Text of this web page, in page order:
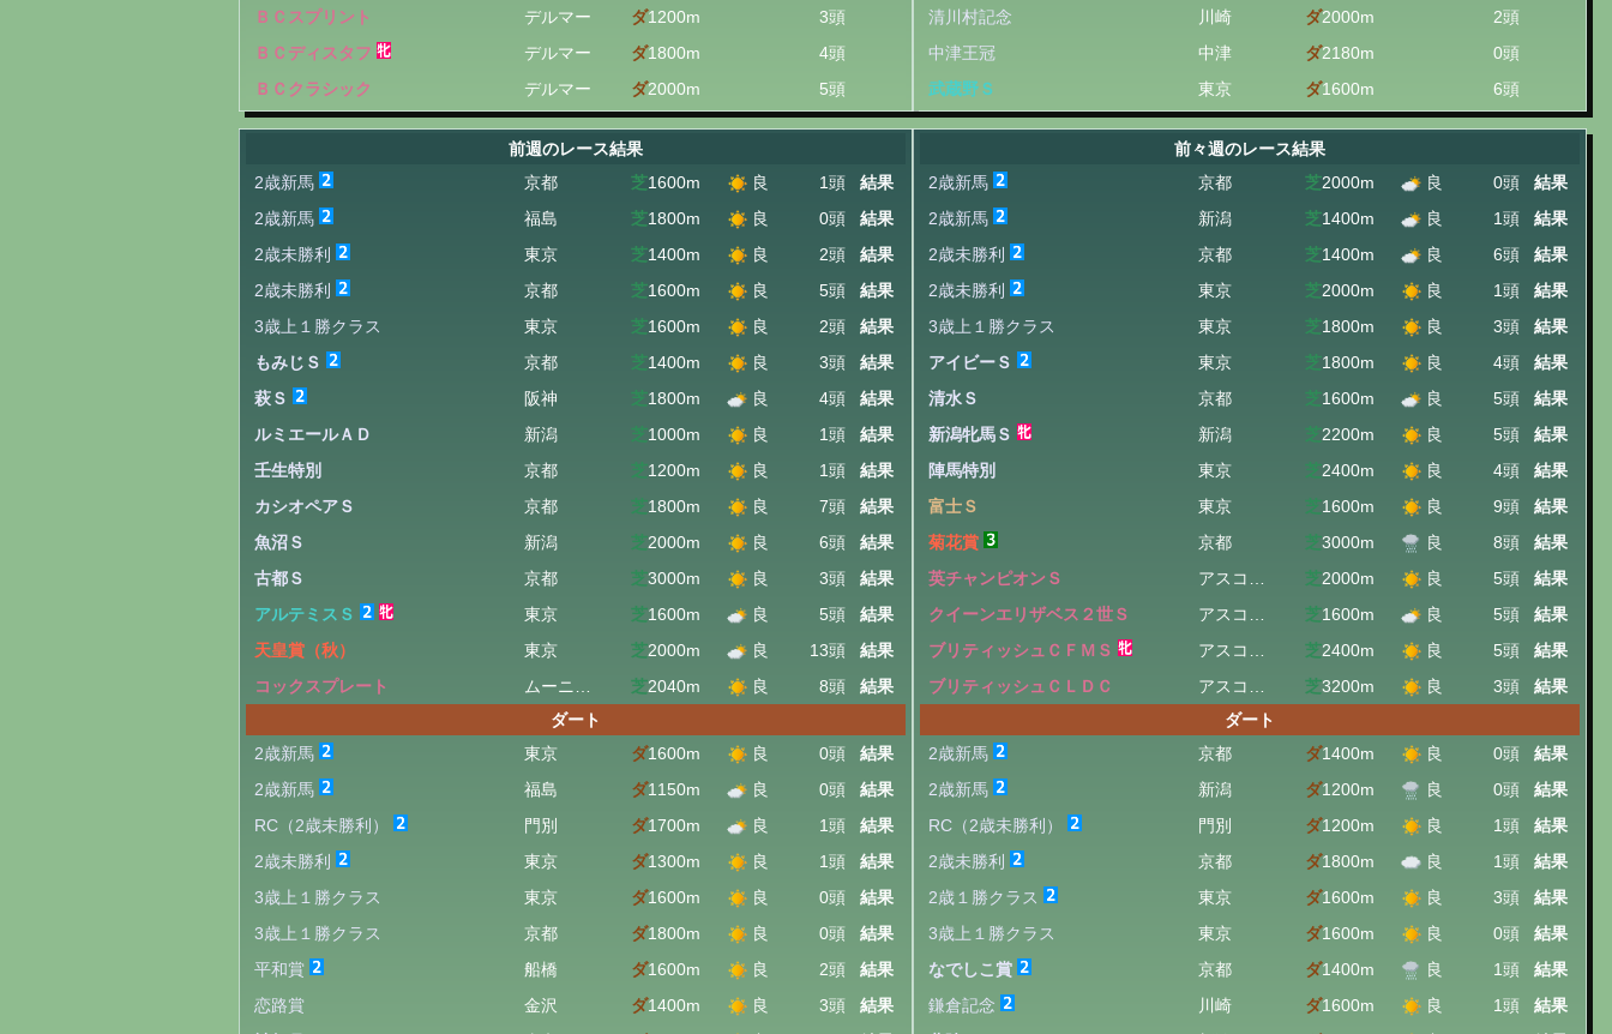
ＢＣスプリント
デルマー ダ1200m
3頭
ＢＣディスタフ
デルマー ダ1800m
4頭
ＢＣクラシック
デルマー ダ2000m 5頭
清川村記念
川崎 ダ2000m
2頭
中津王冠
中津 ダ2180m
0頭
武蔵野Ｓ
東京 ダ1600m 6頭
前週のレース結果
2歳新馬
京都 芝1600m 良 1頭
結果
2歳新馬
福島 芝1800m 良 0頭
結果
2歳未勝利
東京 芝1400m 良 2頭
結果
2歳未勝利
京都 芝1600m 良 5頭
結果
3歳上１勝クラス
東京 芝1600m 良 2頭
結果
もみじＳ
京都 芝1400m 良 3頭
結果
萩Ｓ
阪神 芝1800m 良 4頭
結果
ルミエールＡＤ
新潟 芝1000m 良 1頭
結果
壬生特別
京都 芝1200m 良 1頭
結果
カシオペアＳ
京都 芝1800m 良 7頭
結果
魚沼Ｓ
新潟 芝2000m 良 6頭
結果
古都Ｓ
京都 芝3000m 良 3頭
結果
アルテミスＳ
東京 芝1600m 良 5頭
結果
天皇賞（秋）
東京 芝2000m 良 13頭
結果
コックスプレート
芝2040m 良 8頭
結果
ダート
2歳新馬
東京 ダ1600m 良 0頭
結果
2歳新馬
福島 ダ1150m 良 0頭
結果
RC（2歳未勝利）
門別 ダ1700m 良 1頭
結果
2歳未勝利
東京 ダ1300m 良 1頭
結果
3歳上１勝クラス
東京 ダ1600m 良 0頭
結果
3歳上１勝クラス
京都 ダ1800m 良 0頭
結果
平和賞
船橋 ダ1600m 良 2頭
結果
恋路賞
金沢 ダ1400m 良 3頭
結果
前々週のレース結果
2歳新馬
京都 芝2000m 良 0頭
結果
2歳新馬
新潟 芝1400m 良 1頭
結果
2歳未勝利
京都 芝1400m 良 6頭
結果
2歳未勝利
東京 芝2000m 良 1頭
結果
3歳上１勝クラス
東京 芝1800m 良 3頭
結果
アイビーＳ
東京 芝1800m 良 4頭
結果
清水Ｓ
京都 芝1600m 良 5頭
結果
新潟牝馬Ｓ
新潟 芝2200m 良 5頭
結果
陣馬特別
東京 芝2400m 良 4頭
結果
富士Ｓ
東京 芝1600m 良 9頭
結果
菊花賞
京都 芝3000m 良 8頭
結果
英チャンピオンＳ
芝2000m 良 5頭
結果
クイーンエリザベス２世Ｓ
芝1600m 良 5頭
結果
ブリティッシュＣＦＭＳ
芝2400m 良 5頭
結果
ブリティッシュＣＬＤＣ
芝3200m 良 3頭
結果
ダート
2歳新馬
京都 ダ1400m 良 0頭
結果
2歳新馬
新潟 ダ1200m 良 0頭
結果
RC（2歳未勝利）
門別 ダ1200m 良 1頭
結果
2歳未勝利
京都 ダ1800m 良 1頭
結果
2歳１勝クラス
東京 ダ1600m 良 3頭
結果
3歳上１勝クラス
東京 ダ1600m 良 0頭
結果
なでしこ賞
京都 ダ1400m 良 1頭
結果
鎌倉記念
川崎 ダ1600m 良 1頭
結果